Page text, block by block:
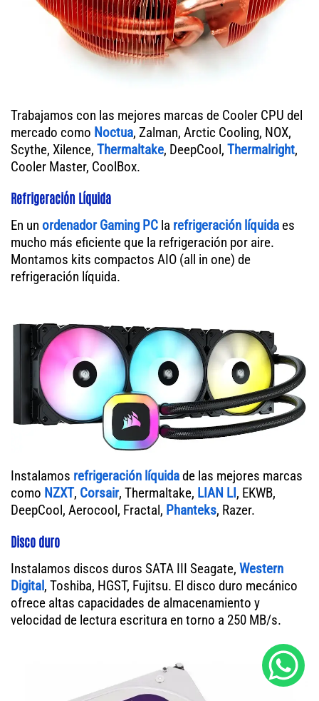
Trabajamos con las mejores marcas de Cooler CPU del
mercado como Noctua, Zalman, Arctic Cooling, NOX,
Scythe, Xilence, Thermaltake, DeepCool, Thermalright,
Cooler Master, CoolBox.
Refrigeración Líquida
En un ordenador Gaming PC la refrigeración líquida es
mucho más eficiente que la refrigeración por aire.
Montamos kits compactos AIO (all in one) de
refrigeración líquida.
Instalamos refrigeración líquidade las mejores marcas
como NZXT, Corsair, Thermaltake, LIAN LI, EKWB,
DeepCool, Aerocool, Fractal, Phanteks, Razer.
Disco duro
Instalamos discos duros SATA III Seagate, Western
Digital, Toshiba, HGST, Fujitsu. El disco duro mecánico
ofrece altas capacidades de almacenamiento y
velocidad de lectura escritura en torno a 250 MB/s.